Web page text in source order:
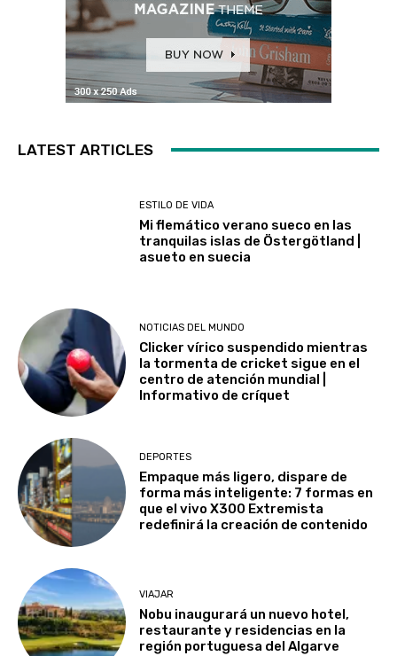
LATEST ARTICLES
ESTILO DE VIDA
Mi flemático verano sueco en las
tranquilas islas de Östergötland |
asueto en suecia
NOTICIAS DEL MUNDO
Clicker vírico suspendido mientras
la tormenta de cricket sigue en el
centro de atención mundial |
Informativo de críquet
DEPORTES
Empaque más ligero, dispare de
forma más inteligente: 7 formas en
que el vivo X300 Extremista
redefinirá la creación de contenido
VIAJAR
Nobu inaugurará un nuevo hotel,
restaurante y residencias en la
región portuguesa del Algarve